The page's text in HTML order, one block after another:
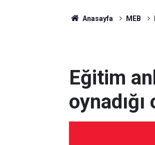
Anasayfa MEB
Eğitim
oynadığı